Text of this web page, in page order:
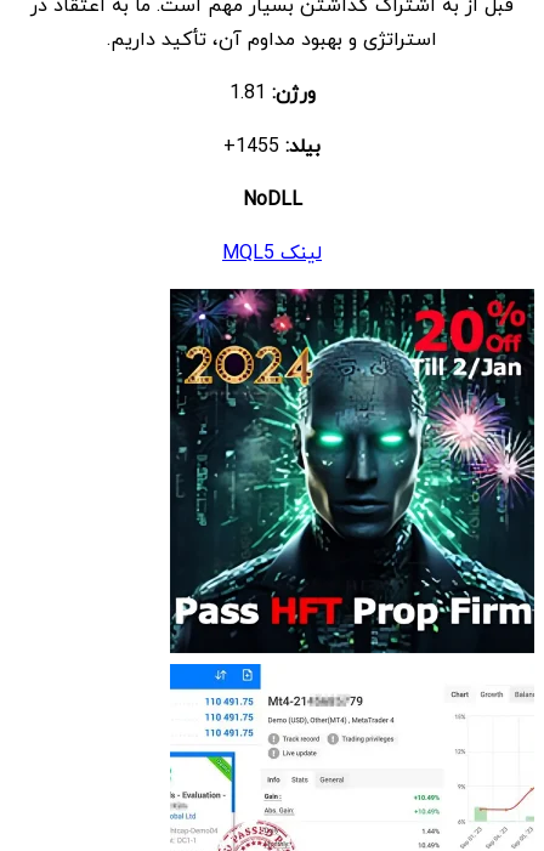
استراتژی و بهبود مداوم آن، تأکید داریم.
ورژن:
بیلد:
NoDLL
لینک MQL5